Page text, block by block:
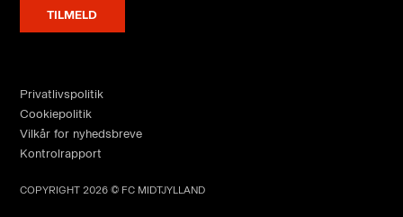
Privatlivspolitik
Cookiepolitik
Vilkår for nyhedsbreve
Kontrolrapport
COPYRIGHT 2026 © FC MIDTJYLLAND